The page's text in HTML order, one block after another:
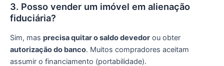
3. Posso vender um imóvel em alienação
fiduciária?
Sim, mas precisa quitar o saldo devedor ou obter
autorização do banco. Muitos compradores aceitam
assumir o financiamento (portabilidade).